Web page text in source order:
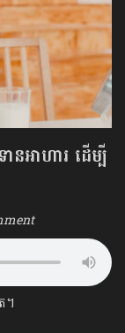
នអាហារ ដើម្បី
។